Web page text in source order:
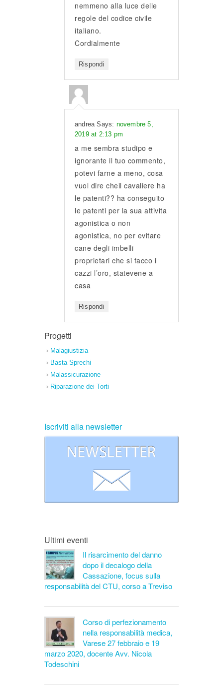
nemmeno alla luce delle
regole del codice civile
italiano.
Cordialmente
Rispondi
andrea Says: novembre 5,
2019 at 2:13 pm
a me sembra studipo e
ignorante il tuo commento,
potevi farne a meno, cosa
vuol dire cheil cavaliere ha
le patenti?? ha conseguito
le patenti per la sua attivita
agonistica o non
agonistica, no per evitare
cane degli imbelli
proprietari che si facco i
cazzi l’oro, statevene a
casa
Rispondi
Progetti
Malagiustizia
Basta Sprechi
Malassicurazione
Riparazione dei Torti
Iscriviti alla newsletter
Ultimi eventi
Il risarcimento del danno
dopo il decalogo della
Cassazione, focus sulla
responsabilità del CTU, corso a Treviso
Corso di perfezionamento
nella responsabilità medica,
Varese 27 febbraio e 19
marzo 2020, docente Avv. Nicola
Todeschini